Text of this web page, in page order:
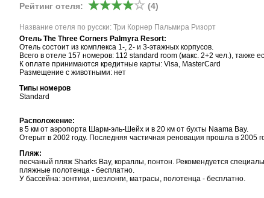
Рейтинг отеля: (4)
Название отеля по русски: Три Корнер Пальмира Ризорт
Отель The Three Corners Palmyra Resort:
Отель состоит из комплекса 1-, 2- и 3-этажных корпусов.
Всего в отеле 157 номеров: 112 standard room (макс. 2+2 чел.), также
К оплате принимаются кредитные карты: Visa, MasterCard
Размещение с животными: нет
Типы номеров
Standard
Расположение:
в 5 км от аэропорта Шарм-эль-Шейх и в 20 км от бухты Naama Bay.
Отерыт в 2002 году. Последняя частичная реновация прошла в 2005
Пляж:
песчаный пляж Sharks Bay, кораллы, понтон. Рекомендуется
пляжные полотенца - бесплатно.
У бассейна: зонтики, шезлонги, матрасы, полотенца - бесплатно.